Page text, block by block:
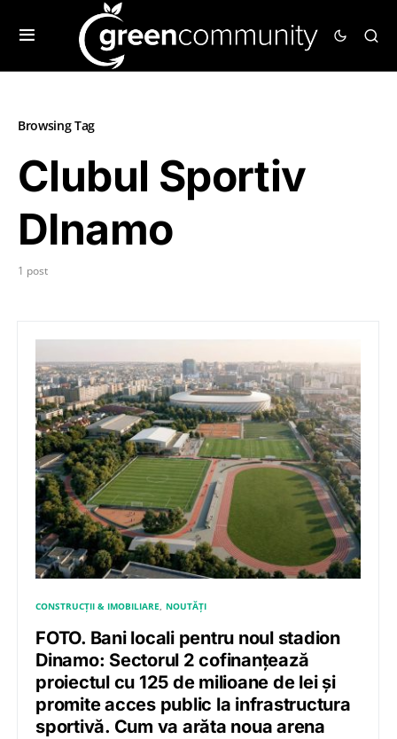
Browsing Tag
Clubul Sportiv
DInamo
1 post
CONSTRUCȚII & IMOBILIARE NOUTĂȚI
FOTO. Bani locali pentru noul stadion
Dinamo: Sectorul 2 cofinanțează
proiectul cu 125 de milioane de lei și
promite acces public la infrastructura
sportivă. Cum va arăta noua arena